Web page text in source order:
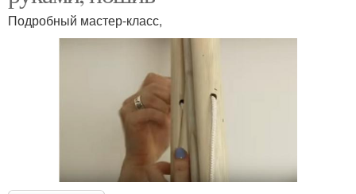
Подробный мастер-класс,